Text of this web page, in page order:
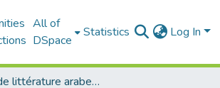
All of
DSpace
Statistics Log In
Faculté de littérature arabe et des arts